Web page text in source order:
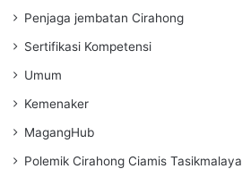
Penjaga jembatan Cirahong
Sertifikasi Kompetensi
Umum
Kemenaker
MagangHub
Polemik Cirahong Ciamis Tasikmalaya